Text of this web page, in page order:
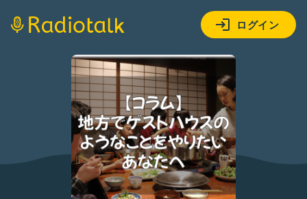
ログイン